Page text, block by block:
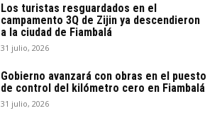
Los turistas resguardados en el
campamento 3Q de Zijin ya descendieron
a la ciudad de Fiambalá
31 julio, 2026
Gobierno avanzará con obras en el puesto
de control del kilómetro cero en Fiambalá
31 julio, 2026